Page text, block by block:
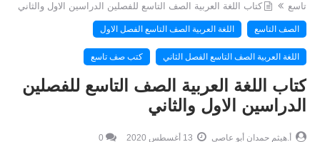
تاسع
كتاب اللغة العربية الصف التاسع للفصلين الدراسين الاول والثاني
الصف التاسع اللغة العربية الصف التاسع الفصل الاول
اللغة العربية الصف التاسع الفصل الثاني كتب صف تاسع
كتاب اللغة العربية الصف التاسع للفصلين
الدراسين الاول والثاني
أ.هيثم حمدان أبو عاصي 0